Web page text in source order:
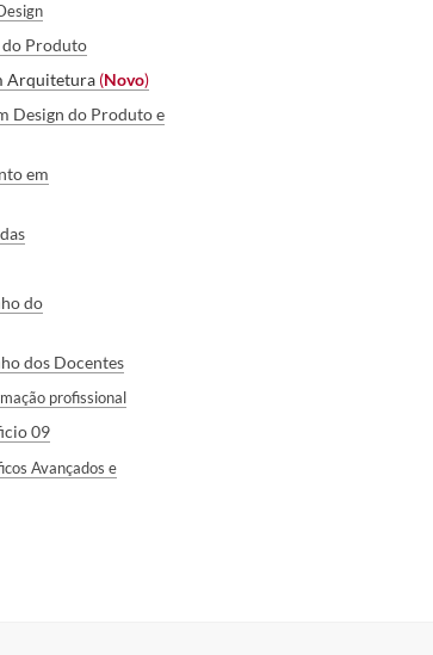
do Produto
Arquitetura (Novo)​
Design do Produto e
em
do
dos Docente​s
profissional
09
Avançados e